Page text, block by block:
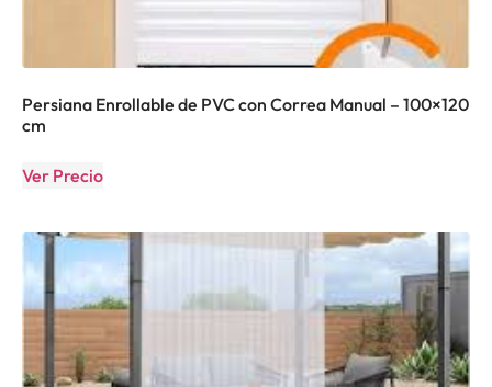
Persiana Enrollable de PVC con Correa Manual – 100×120
cm
Ver Precio